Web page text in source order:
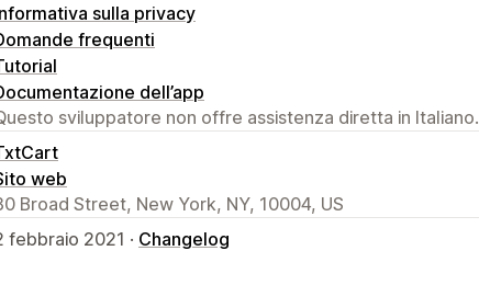
sulla privacy
frequenti
dell’app
sviluppatore non offre assistenza diretta in Italiano.
web
Broad Street, New York, NY, 10004, US
febbraio 2021 · Changelog